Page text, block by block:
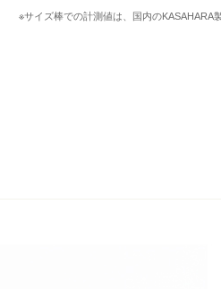
※サイズ棒での計測値は、国内のKASAHARA